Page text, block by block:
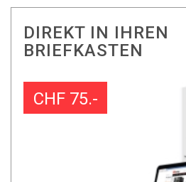
DIREKT IN IHREN
BRIEFKASTEN
CHF 75.-